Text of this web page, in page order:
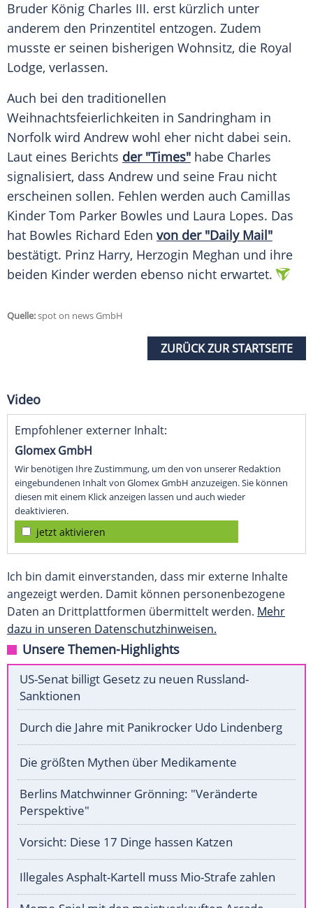
Bruder König Charles III. erst kürzlich unter
anderem den Prinzentitel entzogen. Zudem
musste er seinen bisherigen Wohnsitz, die Royal
Lodge, verlassen.
Auch bei den traditionellen
Weihnachtsfeierlichkeiten in Sandringham in
Norfolk wird Andrew wohl eher nicht dabei sein.
Laut eines Berichts der "Times" habe Charles
signalisiert, dass Andrew und seine Frau nicht
erscheinen sollen. Fehlen werden auch Camillas
Kinder Tom Parker Bowles und Laura Lopes. Das
hat Bowles Richard Eden von der "Daily Mail"
bestätigt. Prinz Harry, Herzogin Meghan und ihre
beiden Kinder werden ebenso nicht erwartet.
Quelle:spot on news GmbH
ZURÜCK ZUR STARTSEITE
Video
Empfohlener externer Inhalt:
Glomex GmbH
Wir benötigen Ihre Zustimmung, um den von unserer Redaktion
eingebundenen Inhalt von Glomex GmbH anzuzeigen. Sie können
diesen mit einem Klick anzeigen lassen und auch wieder
deaktivieren.
jetzt aktivieren
Ich bin damit einverstanden, dass mir externe Inhalte
angezeigt werden. Damit können personenbezogene
Daten an Drittplattformen übermittelt werden. Mehr
dazu in unseren Datenschutzhinweisen.
Unsere Themen-Highlights
US-Senat billigt Gesetz zu neuen Russland-
Sanktionen
Durch die Jahre mit Panikrocker Udo Lindenberg
Die größten Mythen über Medikamente
Berlins Matchwinner Grönning: "Veränderte
Perspektive"
Vorsicht: Diese 17 Dinge hassen Katzen
Illegales Asphalt-Kartell muss Mio-Strafe zahlen